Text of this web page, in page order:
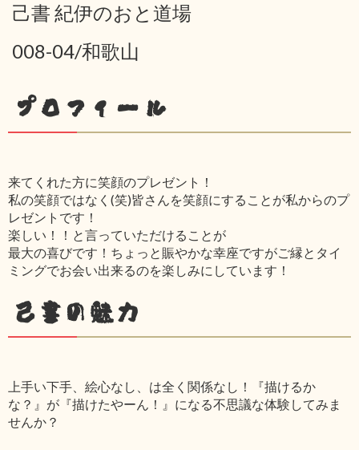
己書 紀伊のおと道場
008-04/和歌山
プロフィール
来てくれた方に笑顔のプレゼント！
私の笑顔ではなく(笑)皆さんを笑顔にすることが私からのプ
レゼントです！
楽しい！！と言っていただけることが
最大の喜びです！ちょっと賑やかな幸座ですがご縁とタイ
ミングでお会い出来るのを楽しみにしています！
己書の魅力
上手い下手、絵心なし、は全く関係なし！『描けるか
な？』が『描けたやーん！』になる不思議な体験してみま
せんか？